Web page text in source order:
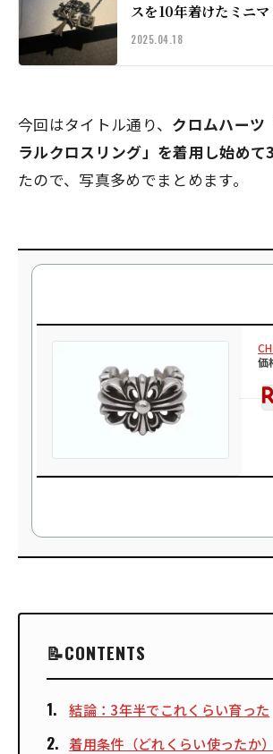
スを10年着けたミニ
2025.04.18
今回はタイトル通り、 クロムハーツ
ラルクロスリング」を着用し始めて
たので、写真多めでまとめます。
価
CONTENTS
結論：3年半でこれくらい育った
着用条件（どれくらい使ったか）